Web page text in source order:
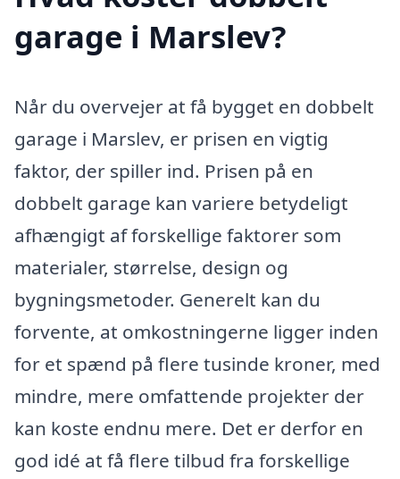
garage i Marslev?
Når du overvejer at få bygget en dobbelt
garage i Marslev, er prisen en vigtig
faktor, der spiller ind. Prisen på en
dobbelt garage kan variere betydeligt
afhængigt af forskellige faktorer som
materialer, størrelse, design og
bygningsmetoder. Generelt kan du
forvente, at omkostningerne ligger inden
for et spænd på flere tusinde kroner, med
mindre, mere omfattende projekter der
kan koste endnu mere. Det er derfor en
god idé at få flere tilbud fra forskellige